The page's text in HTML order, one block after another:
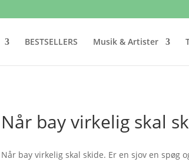
BESTSELLERS Musik & Artister
Når bay virkelig skal
Når bay virkelig skal skide. Er en sjov en spøg